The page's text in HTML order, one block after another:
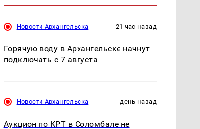
Новости Архангельска 21 час назад
Горячую воду в Архангельске начнут
подключать с 7 августа
Новости Архангельска день назад
Аукцион по КРТ в Соломбале не